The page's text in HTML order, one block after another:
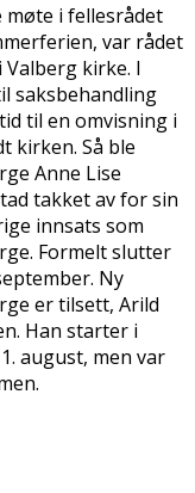
møte i fellesrådet
var rådet
Valberg kirke. I
saksbehandling
til en omvisning i
kirken. Så ble
Anne Lise
takket av for sin
innsats som
Formelt slutter
Ny
er tilsett, Arild
Han starter i
august, men var